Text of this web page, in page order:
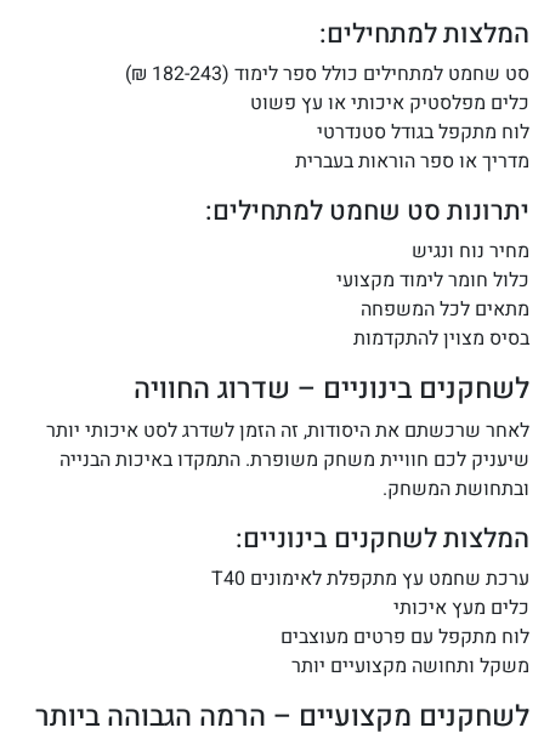
המלצות למתחילים:
סט שחמט למתחילים כולל ספר לימוד (182-243 ₪)
כלים מפלסטיק איכותי או עץ פשוט
לוח מתקפל בגודל סטנדרטי
מדריך או ספר הוראות בעברית
יתרונות סט שחמט למתחילים:
מחיר נוח ונגיש
כלול חומר לימוד מקצועי
מתאים לכל המשפחה
בסיס מצוין להתקדמות
לשחקנים בינוניים – שדרוג החוויה
לאחר שרכשתם את היסודות, זה הזמן לשדרג לסט איכותי יותר
שיעניק לכם חוויית משחק משופרת. התמקדו באיכות הבנייה
ובתחושת המשחק.
המלצות לשחקנים בינוניים:
ערכת שחמט עץ מתקפלת לאימונים T40
כלים מעץ איכותי
לוח מתקפל עם פרטים מעוצבים
משקל ותחושה מקצועיים יותר
לשחקנים מקצועיים – הרמה הגבוהה ביותר